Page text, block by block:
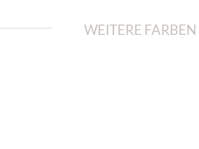
WEITERE FARBEN